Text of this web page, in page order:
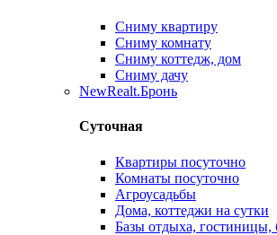
Сниму квартиру
Сниму комнату
Сниму коттедж, дом
Сниму дачу
NewRealt.Бронь
Суточная
Квартиры посуточно
Комнаты посуточно
Агроусадьбы
Дома, коттеджи на сутки
Базы отдыха, гостиницы,